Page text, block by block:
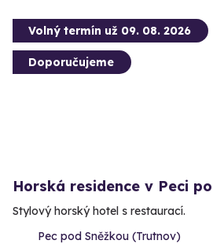
Volný termín už 09. 08. 2026
Doporučujeme
Horská residence v Peci
Stylový horský hotel s restaurací.
Pec pod Sněžkou (Trutnov)